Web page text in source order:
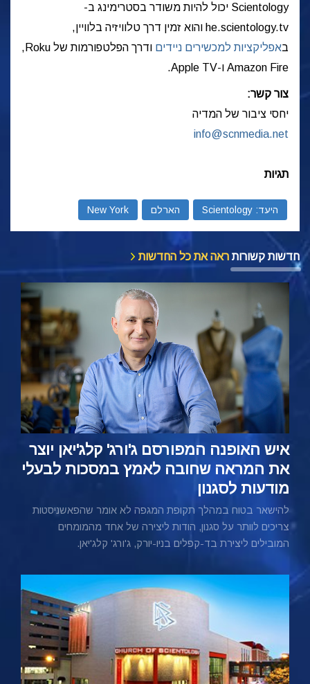
Scientology יכול להיות משודר בסטרימינג ב-
he.scientology.tv והוא זמין דרך טלוויזיה בלוויין,
באפליקציות למכשירים ניידים
ודרך הפלטפורמות של Roku,‏
Amazon Fire ו-Apple TV.
צור קשר:
יחסי ציבור של המדיה
info@scnmedia.net
תגיות
היעד: Scientology הארלם New York
חדשות קשורות ראה את כל החדשות
איש האופנה המפורסם ג'ורג' קלג'יאן יוצר
את המראה שחובה לאמץ במסכות לבעלי
מודעות לסגנון
להישאר בטוח במהלך תקופת המגפה לא אומר שהפאשניסטות
צריכים לוותר על סגנון, הודות ליצירה של אחד מהמומחים
המובילים ליצירת בד-קפלים בניו-יורק, ג'ורג' קלג'יאן.